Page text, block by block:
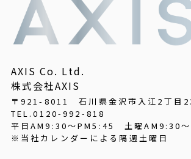
AXIS Co. Ltd.
株式会社AXIS
〒921-8011 石川県金沢市入江2丁目
TEL.0120-992-818
平日AM9:30～PM5:45土曜AM9:30
※当社カレンダーによる隔週土曜日